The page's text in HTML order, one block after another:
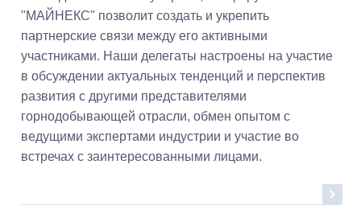
"МАЙНЕКС" позволит создать и укрепить
партнерские связи между его активными
участниками. Наши делегаты настроены на участие
в обсуждении актуальных тенденций и перспектив
развития с другими представителями
горнодобывающей отрасли, обмен опытом с
ведущими экспертами индустрии и участие во
встречах с заинтересованными лицами.